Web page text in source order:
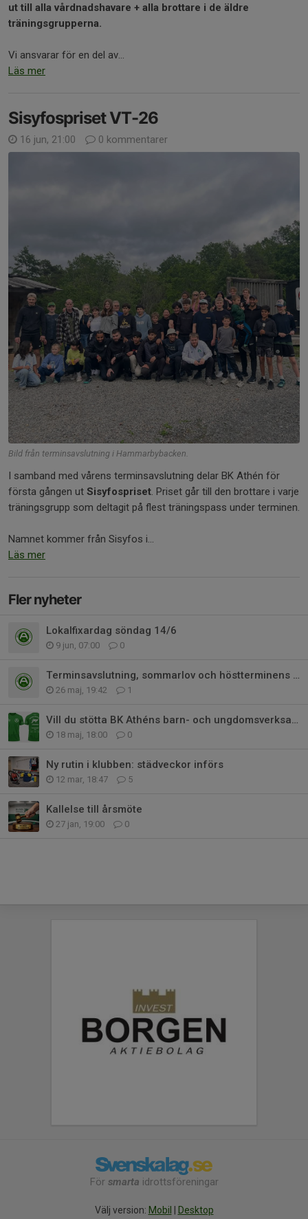
ut till alla vårdnadshavare + alla brottare i de äldre
träningsgrupperna.
Vi ansvarar för en del av...
Läs mer
Sisyfospriset VT-26
16 jun, 21:00 0 kommentarer
Bild från terminsavslutning i Hammarbybacken.
I samband med vårens terminsavslutning delar BK Athén för
första gången ut Sisyfospriset. Priset går till den brottare i varje
träningsgrupp som deltagit på flest träningspass under terminen.
Namnet kommer från Sisyfos i...
Läs mer
Fler nyheter
Lokalfixardag söndag 14/6
9 jun, 07:00 0
Terminsavslutning, sommarlov och höstterminens uppstart
26 maj, 19:42 1
Vill du stötta BK Athéns barn- och ungdomsverksamhet?
18 maj, 18:00 0
Ny rutin i klubben: städveckor införs
12 mar, 18:47 5
Kallelse till årsmöte
27 jan, 19:00 0
För smarta idrottsföreningar
Välj version: Mobil Desktop